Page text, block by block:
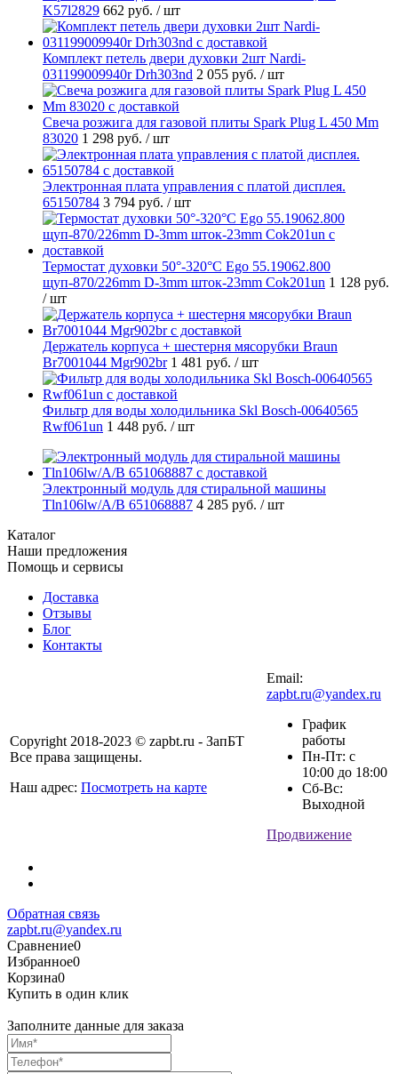
K57l2829 662 руб. / шт
Комплект петель двери духовки 2шт Nardi-
031199009940r Drh303nd 2 055 руб. / шт
Свеча розжига для газовой плиты Spark Plug L 450 Mm
83020 1 298 руб. / шт
Электронная плата управления с платой дисплея.
65150784 3 794 руб. / шт
Термостат духовки 50°-320°C Ego 55.19062.800
щуп-870/226mm D-3mm шток-23mm Cok201un 1 128 руб.
/ шт
Держатель корпуса + шестерня мясорубки Braun
Br7001044 Mgr902br 1 481 руб. / шт
Фильтр для воды холодильника Skl Bosch-00640565
Rwf061un 1 448 руб. / шт
Электронный модуль для стиральной машины
Tln106lw/A/B 651068887 4 285 руб. / шт
Каталог
Наши предложения
Помощь и сервисы
Доставка
Отзывы
Блог
Контакты
Copyright 2018-2023 © zapbt.ru - ЗапБТ
Все права защищены.
Наш адрес: Посмотреть на карте
Email:
zapbt.ru@yandex.ru
График
работы
Пн-Пт: с
10:00 до 18:00
Сб-Вс:
Выходной
Продвижение
Обратная связь
zapbt.ru@yandex.ru
Сравнение0
Избранное0
Корзина0
Купить в один клик
Заполните данные для заказа